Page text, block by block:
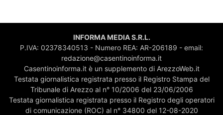
INFORMA MEDIA S.R.L.
P.IVA: 02378340513 - Numero REA: AR-206189 - email:
redazione@casentinoinforma.it
Casentinoinforma.it è un supplemento di ArezzoWeb.it
Testata giornalistica registrata presso il Registro Stampa del
Tribunale di Arezzo al n° 10/2006 del 23/06/2006
Testata giornalistica registrata presso il Registro degli operatori
di comunicazione (ROC) al n° 34800 del 12-08-2020